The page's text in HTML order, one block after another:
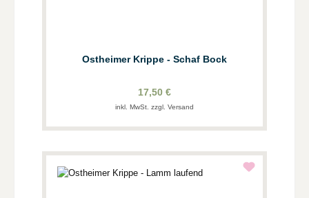
Ostheimer Krippe - Schaf Bock
17,50 €
inkl. MwSt. zzgl. Versand